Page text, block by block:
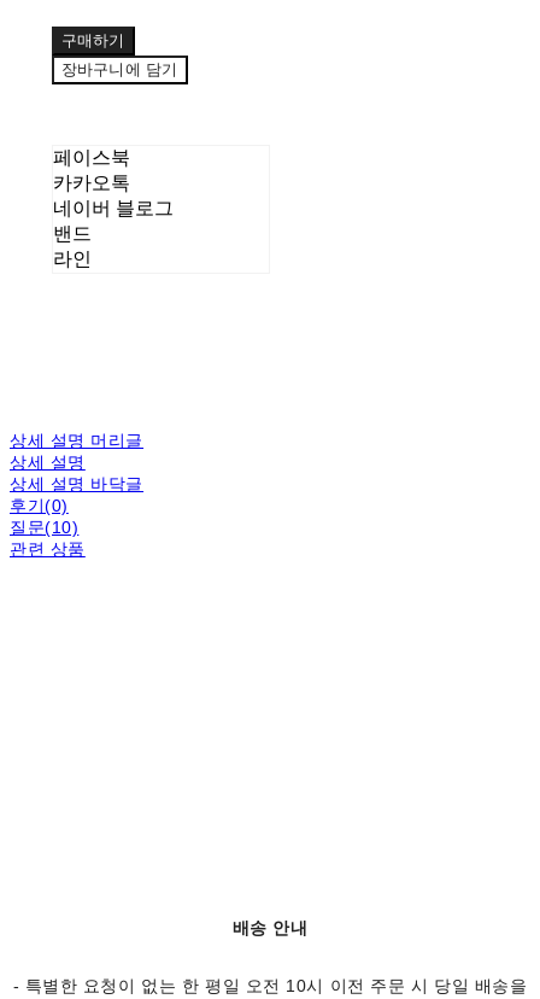
구매하기
장바구니에 담기
페이스북
카카오톡
네이버 블로그
밴드
라인
상세 설명 머리글
상세 설명
상세 설명 바닥글
후기(0)
질문(10)
관련 상품
배송 안내
- 특별한 요청이 없는 한 평일 오전 10시 이전 주문 시 당일 배송을